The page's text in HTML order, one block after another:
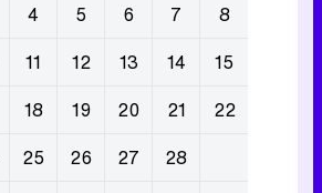
4 5 6 7
8
11 12 13 14
15
18 19 20 21
22
25 26 27 28